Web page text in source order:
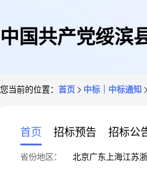
中国共产党绥滨
您当前的位置： 首页 中标｜中标通知
首页 招标预告 招标公
省份地区： 北京广东 上海江苏